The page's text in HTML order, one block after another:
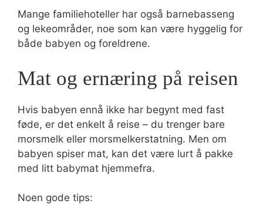
Mange familiehoteller har også barnebasseng
og lekeområder, noe som kan være hyggelig for
både babyen og foreldrene.
Mat og ernæring på reisen
Hvis babyen ennå ikke har begynt med fast
føde, er det enkelt å reise – du trenger bare
morsmelk eller morsmelkerstatning. Men om
babyen spiser mat, kan det være lurt å pakke
med litt babymat hjemmefra.
Noen gode tips: